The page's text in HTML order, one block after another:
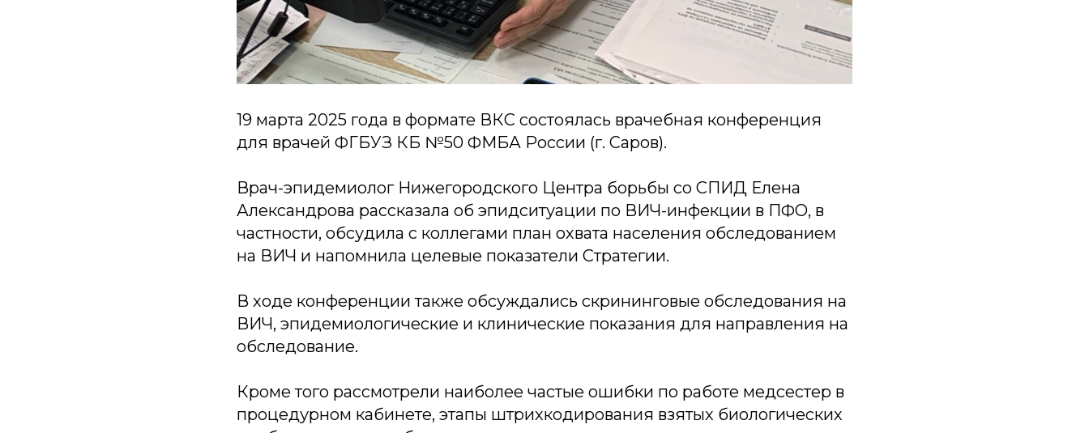
19 марта 2025 года в формате ВКС состоялась врачебная конференция
для врачей ФГБУЗ КБ №50 ФМБА России (г. Саров).
Врач-эпидемиолог Нижегородского Центра борьбы со СПИД Елена
Александрова рассказала об эпидситуации по ВИЧ-инфекции в ПФО, в
частности, обсудила с коллегами план охвата населения обследованием
на ВИЧ и напомнила целевые показатели Стратегии.
В ходе конференции также обсуждались скрининговые обследования на
ВИЧ, эпидемиологические и клинические показания для направления на
обследование.
Кроме того рассмотрели наиболее частые ошибки по работе медсестер в
процедурном кабинете, этапы штрихкодирования взятых биологических